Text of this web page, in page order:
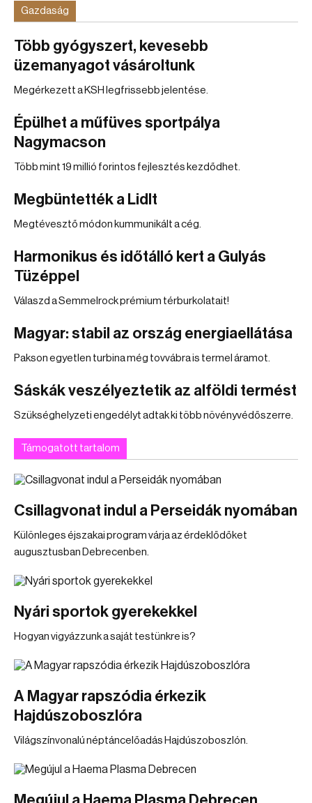
Gazdaság
Több gyógyszert, kevesebb
üzemanyagot vásároltunk
Megérkezett a KSH legfrissebb jelentése.
Épülhet a műfüves sportpálya
Nagymacson
Több mint 19 millió forintos fejlesztés kezdődhet.
Megbüntették a Lidlt
Megtévesztő módon kummunikált a cég.
Harmonikus és időtálló kert a Gulyás
Tüzéppel
Válaszd a Semmelrock prémium térburkolatait!
Magyar: stabil az ország energiaellátása
Pakson egyetlen turbina még tovvábra is termel áramot.
Sáskák veszélyeztetik az alföldi termést
Szükséghelyzeti engedélyt adtak ki több növényvédőszerre.
Támogatott tartalom
Csillagvonat indul a Perseidák nyomában
Különleges éjszakai program várja az érdeklődőket
augusztusban Debrecenben.
Nyári sportok gyerekekkel
Hogyan vigyázzunk a saját testünkre is?
A Magyar rapszódia érkezik
Hajdúszoboszlóra
Világszínvonalú néptáncelőadás Hajdúszoboszlón.